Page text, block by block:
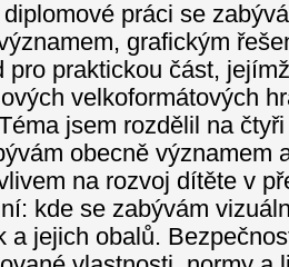
práci se
grafickým
pro praktickou část,
velkoformátových
jsem rozdělil na
obecně významem
na rozvoj dítěte v
kde se zabývám
a jejich obalů.